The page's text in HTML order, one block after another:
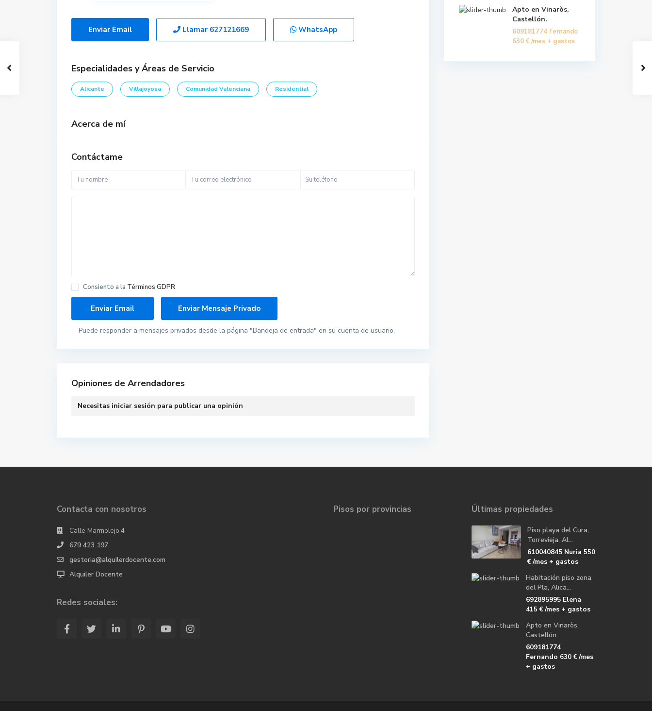
Enviar Email Llamar 627121669 WhatsApp
Especialidades y Áreas de Servicio
Alicante Villajoyosa Comunidad Valenciana Residential
Acerca de mí
Contáctame
Consiento a la Términos GDPR
Puede responder a mensajes privados desde la página "Bandeja de entrada" en su cuenta de usuario.
Opiniones de Arrendadores
Necesitas iniciar sesión para publicar una opinión
Apto en Vinaròs,
Castellón.
609181774 Fernando
630 € /mes + gastos
Contacta con nosotros
Calle Marmolejo,4
679 423 197
gestoria@alquilerdocente.com
Alquiler Docente
Redes sociales:
Pisos por provincias Últimas propiedades
Piso playa del Cura,
Torrevieja, Al...
610040845 Nuria 550
€/mes + gastos
Habitación piso zona
del Pla, Alica...
692895995 Elena
415 €/mes + gastos
Apto en Vinaròs,
Castellón.
609181774
Fernando 630 €/mes
+ gastos